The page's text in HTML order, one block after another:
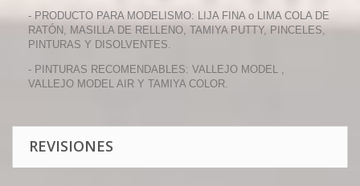
- PRODUCTO PARA MODELISMO: LIJA FINA o LIMA COLA DE
RATÓN, MASILLA DE RELLENO, TAMIYA PUTTY, PINCELES,
PINTURAS Y DISOLVENTES.
- PINTURAS RECOMENDABLES: VALLEJO MODEL ,
VALLEJO MODEL AIR Y TAMIYA COLOR.
REVISIONES